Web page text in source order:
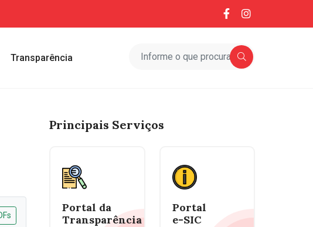
Transparência
Principais Serviços
Portal da
Transparência
Portal
e-SIC